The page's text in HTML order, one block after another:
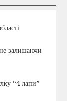
залишаючи
“4 лапи”